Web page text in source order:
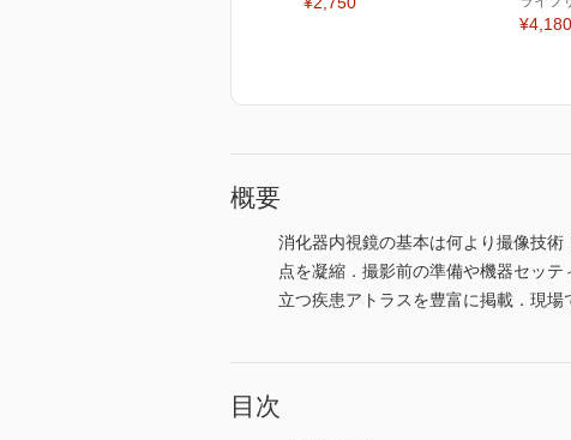
¥4,180
概要
消化器内視鏡の基本は何より撮像技
点を凝縮．撮影前の準備や機器セッ
立つ疾患アトラスを豊富に掲載．現
目次